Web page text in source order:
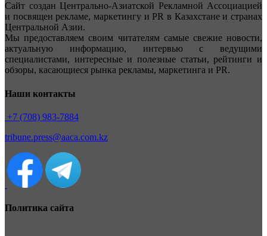
Сайт создан Центрально-Азиатской Рекламной Ассоциацией
и посвящен рекламе, маркетингу и PR в Казахстане и странах
Центральной Азии.
Мы предоставляем своим читателям самые свежие новости,
актуальную информацию, интервью с ведущими
специалистами, интересные и полезные статьи, рейтинги и
обзоры, касающиеся рынка рекламы, маркетинга и PR.
Наши контакты
+7 (708) 983-7884
tribune.press@aaca.com.kz
Политика сайта